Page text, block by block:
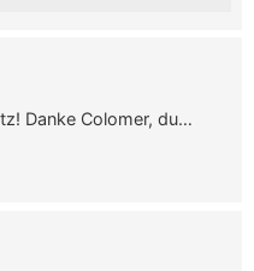
Danke Colomer, du…